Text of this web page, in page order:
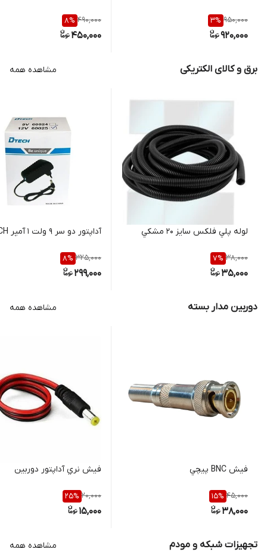
950,000
3%
920,000
490,000
8%
450,000
برق و کالای الکتریکی مشاهده همه
لوله پلي فلکس سايز 20 مشکي
38,000
7%
35,000
آداپتور دو سر 9 ولت 1 آمپر D-TECH
325,000
8%
299,000
دوربین مدار بسته مشاهده همه
فيش BNC پيچي
45,000
15%
38,000
فيش نري آداپتور دوربین
20,000
25%
15,000
تجهیزات شبکه و مودم مشاهده همه